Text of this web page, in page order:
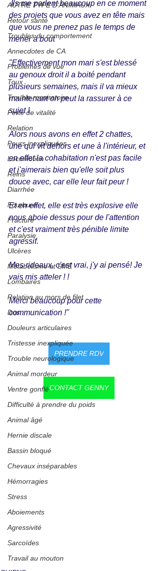
AUTRE TYPE D'ANIMAUX
Retour santé
Troubles du comportement
Annecdotes de CA
Problèmes de vue
Toux
Trouble respiratoire
Perte de vitalité
Relation
Peurs inexpliquées
Locomotion
Reins
Diarrhée
Fourbure
Fracture
Paralysie
Ulcères
Métabolisme et SME
Lombaires
Relation au mors de filet
Dos
Douleurs articulaires
Tristesse inexpliquée
Trouble neurologique
Animal mordeur
Ventre gonflé
Difficulté à prendre du poids
Animal âgé
Hernie discale
Bassin bloqué
Chevaux inséparables
Hémorragies
Stress
Aboiements
Agressivité
Sarcoïdes
Travail au mouton
Ils me parlent beaucoup en ce moment
des projets que vous avez en tête mais
que vous ne prenez pas le temps de
mener à bout
"Effectivement mon mari s'est blessé
au genoux droit il a boité pendant
plusieurs semaines, mais il va mieux
maintenant on peut la rassurer à ce
sujet !
Alors nous avons en effet 2 chattes,
une qui vit dehors et une à l'intérieur, et
en effet la cohabitation n'est pas facile
et j'aimerais bien qu'elle soit plus
douce avec, car elle leur fait peur !
Et en effet, elle est très explosive elle
nous aboie dessus pour de l'attention
et c'est vraiment très pénible limite
agressif.
Mes rideaux, c'est vrai, j'y ai pensé! Je
vais mis atteler ! !
Merci beaucoup pour cette
communication !"
PRENDRE RDV
CONTACT GENNY